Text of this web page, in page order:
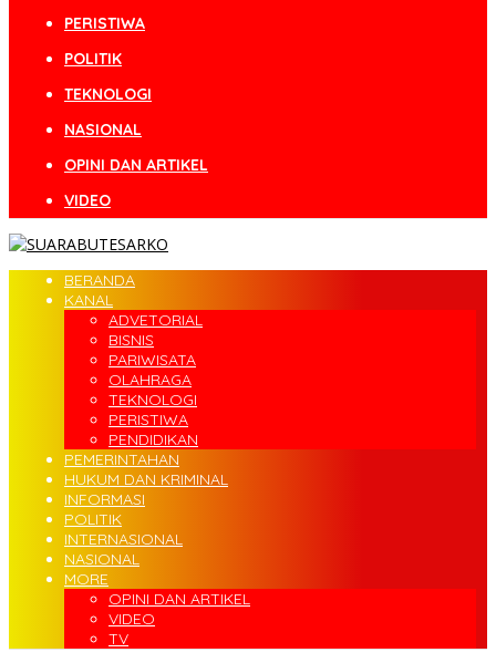
PERISTIWA
POLITIK
TEKNOLOGI
NASIONAL
OPINI DAN ARTIKEL
VIDEO
BERANDA
KANAL
ADVETORIAL
BISNIS
PARIWISATA
OLAHRAGA
TEKNOLOGI
PERISTIWA
PENDIDIKAN
PEMERINTAHAN
HUKUM DAN KRIMINAL
INFORMASI
POLITIK
INTERNASIONAL
NASIONAL
MORE
OPINI DAN ARTIKEL
VIDEO
TV